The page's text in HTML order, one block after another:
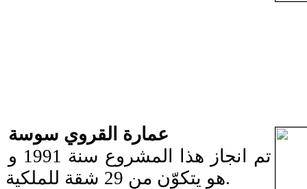
عمارة القروي سوسة
تم انجاز هذا المشروع سنة 1991 و
هو يتكوّن من 29 شقة للملكية.